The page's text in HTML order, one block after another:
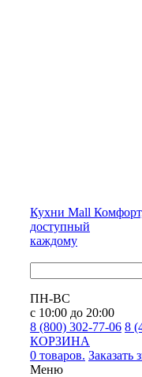
Кухни Mall
доступный
каждому
ПН-ВС
с 10:00 до 20:00
8 (800) 302-77-06 8
КОРЗИНА
0 товаров. Заказать
Меню